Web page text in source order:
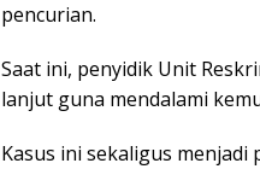
pencurian.
Saat ini, penyidik Unit
lanjut guna mendalami
Kasus ini sekaligus